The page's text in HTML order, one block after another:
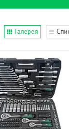
Галерея